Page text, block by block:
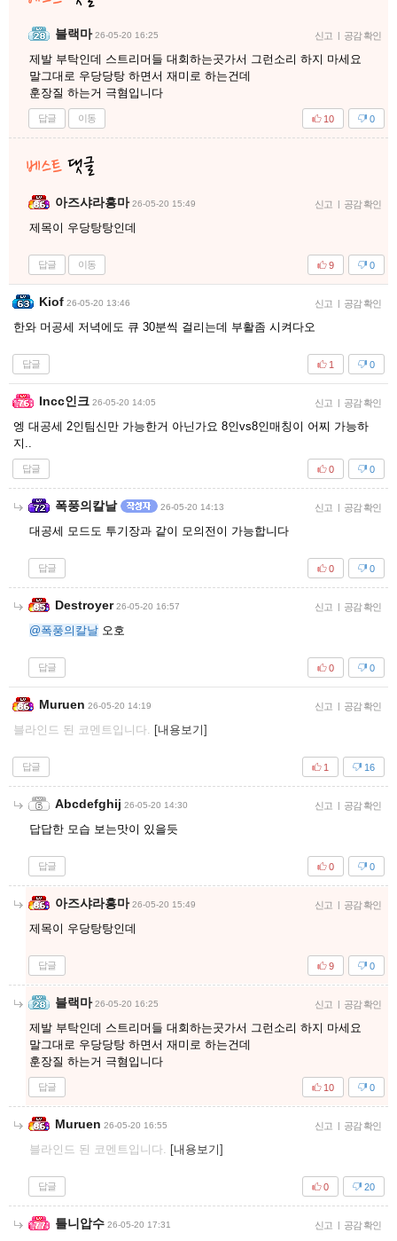
블랙마 26-05-20 16:25 신고 공감 확인
제발 부탁인데 스트리머들 대회하는곳가서 그런소리 하지 마세요
말그대로 우당당탕 하면서 재미로 하는건데
훈장질 하는거 극혐입니다
답글 이동 0
10
아즈샤라흥마 26-05-20 15:49 신고 공감 확인
제목이 우당탕탕인데
답글 이동 0
9
Kiof 26-05-20 13:46 신고 공감 확인
한와 머공세 저녁에도 큐 30분씩 걸리는데 부활좀 시켜다오
답글 0
1
Incc인크 26-05-20 14:05 신고 공감 확인
엥 대공세 2인팀신만 가능한거 아닌가요 8인vs8인매칭이 어찌 가능하
지..
답글 0
0
폭풍의칼날 26-05-20 14:13 신고 공감 확인
대공세 모드도 투기장과 같이 모의전이 가능합니다
답글 0
0
Destroyer 26-05-20 16:57 신고 공감 확인
@폭풍의칼날 오호
답글 0
0
Muruen 26-05-20 14:19 신고 공감 확인
블라인드 된 코멘트입니다. [내용보기]
답글 16
1
Abcdefghij 26-05-20 14:30 신고 공감 확인
답답한 모습 보는맛이 있을듯
답글 0
0
아즈샤라흥마 26-05-20 15:49 신고 공감 확인
제목이 우당탕탕인데
답글 0
9
블랙마 26-05-20 16:25 신고 공감 확인
제발 부탁인데 스트리머들 대회하는곳가서 그런소리 하지 마세요
말그대로 우당당탕 하면서 재미로 하는건데
훈장질 하는거 극혐입니다
답글 0
10
Muruen 26-05-20 16:55 신고 공감 확인
블라인드 된 코멘트입니다. [내용보기]
답글 20
0
틀니압수 26-05-20 17:31 신고 공감 확인